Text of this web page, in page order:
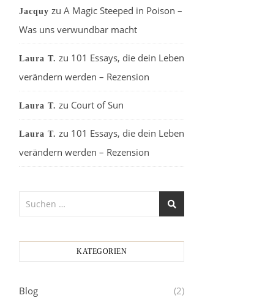
Jacquy zu A Magic Steeped in Poison –
Was uns verwundbar macht
Laura T. zu 101 Essays, die dein Leben
verändern werden – Rezension
Laura T. zu Court of Sun
Laura T. zu 101 Essays, die dein Leben
verändern werden – Rezension
KATEGORIEN
Blog (2)